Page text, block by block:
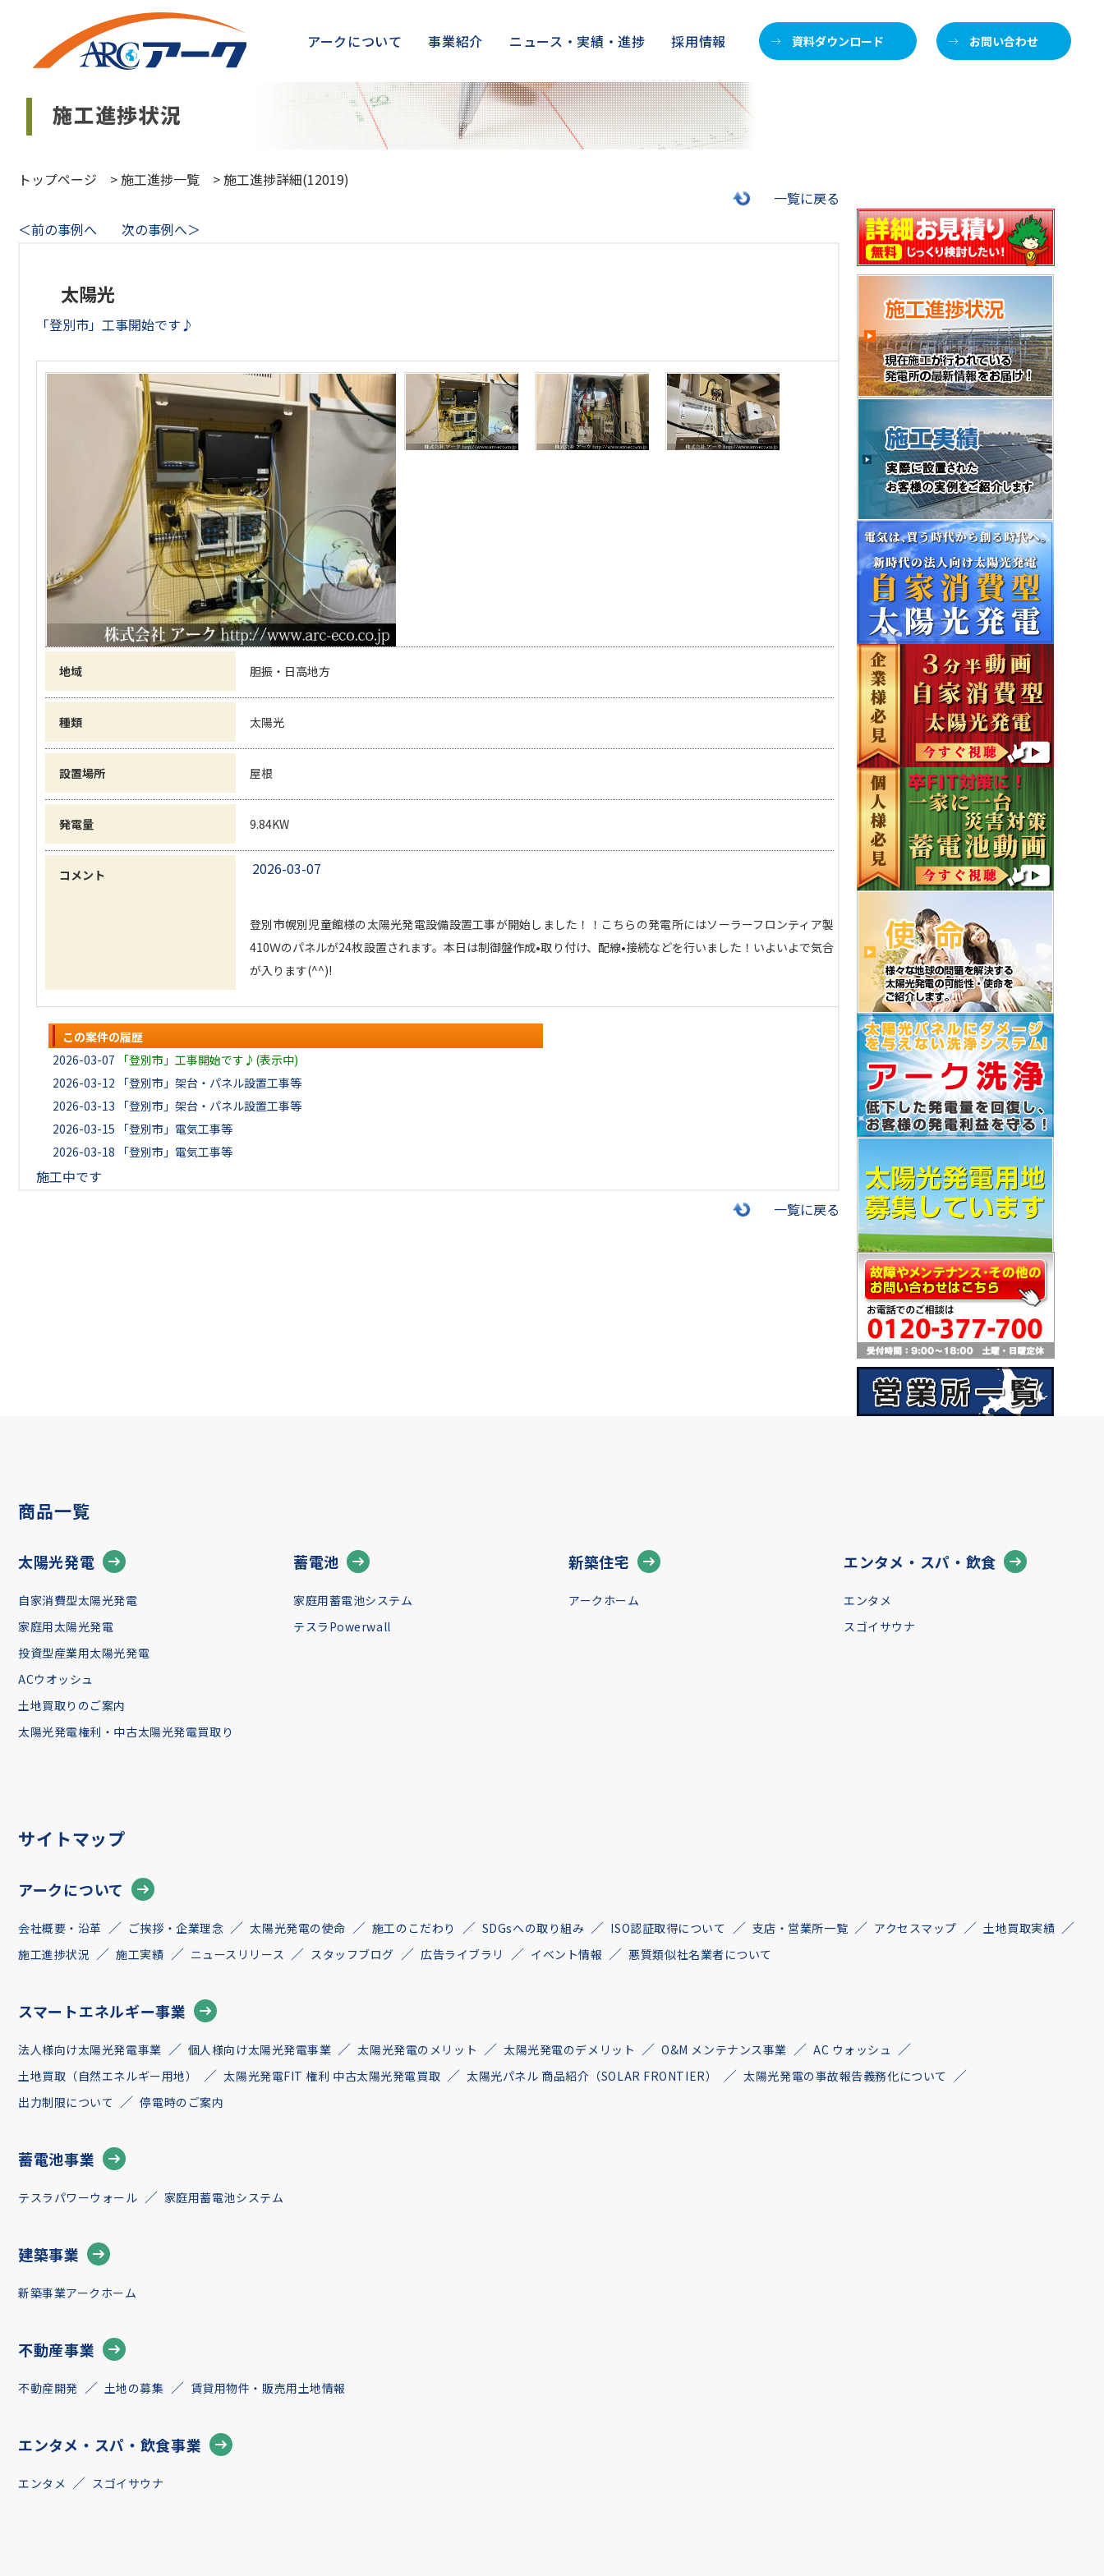
アークについて 事業紹介 ニュース・実績・進捗 採用情報 資料ダウンロード お問い合わせ
トップページ >施工進捗一覧 >施工進捗詳細(12019)
一覧に戻る
＜前の事例へ
次の事例へ＞
太陽光
「登別市」工事開始です♪
地域 胆振・日高地方
種類 太陽光
設置場所 屋根
発電量 9.84KW
コメント 2026-03-07
登別市幌別児童館様の太陽光発電設備設置工事が開始しました！！こちらの発電所にはソーラーフロンティア製
410Ｗのパネルが24枚設置されます。本日は制御盤作成•取り付け、配線•接続などを行いました！いよいよで気合
が入ります(^^)!
この案件の履歴
2026-03-07
「登別市」工事開始です♪(表示中)
2026-03-12
「登別市」架台・パネル設置工事等
2026-03-13
「登別市」架台・パネル設置工事等
2026-03-15
「登別市」電気工事等
2026-03-18
「登別市」電気工事等
施工中です
一覧に戻る
商品一覧
太陽光発電
自家消費型太陽光発電
家庭用太陽光発電
投資型産業用太陽光発電
ACウオッシュ
土地買取りのご案内
太陽光発電権利・中古太陽光発電買取り
蓄電池
家庭用蓄電池システム
テスラPowerwall
新築住宅
アークホーム
エンタメ・スパ・飲食
エンタメ
スゴイサウナ
サイトマップ
アークについて
会社概要・沿革 ご挨拶・企業理念 太陽光発電の使命 施工のこだわり SDGsへの取り組み ISO認証取得について 支店・営業所一覧 アクセスマップ
土地買取実績
施工進捗状況
施工実績 ニュースリリース スタッフブログ 広告ライブラリ イベント情報 悪質類似社名業者について
スマートエネルギー事業
法人様向け太陽光発電事業 個人様向け太陽光発電事業 太陽光発電のメリット 太陽光発電のデメリット O&M メンテナンス事業
AC ウォッシュ
土地買取（自然エネルギー用地）
太陽光発電FIT 権利 中古太陽光発電買取 太陽光パネル 商品紹介（SOLAR FRONTIER）
太陽光発電の事故報告義務化について
出力制限について
停電時のご案内
蓄電池事業
テスラパワーウォール 家庭用蓄電池システム
建築事業
新築事業アークホーム
不動産事業
不動産開発 土地の募集 賃貸用物件・販売用土地情報
エンタメ・スパ・飲食事業
エンタメ スゴイサウナ